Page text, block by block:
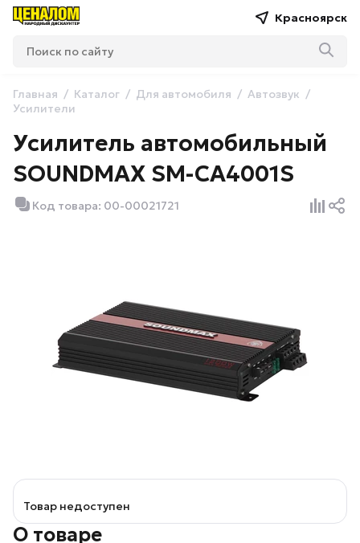
Красноярск
Главная Каталог Для автомобиля
Автозвук
Усилители
Усилитель автомобильный
SOUNDMAX SM-CA4001S
Код товара: 00-00021721
Товар недоступен
О товаре